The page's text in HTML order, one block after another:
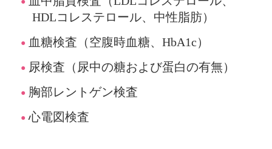
HDLコレステロール、中性脂肪）
血糖検査（空腹時血糖、HbA1c）
尿検査（尿中の糖および蛋白の有無）
胸部レントゲン検査
心電図検査